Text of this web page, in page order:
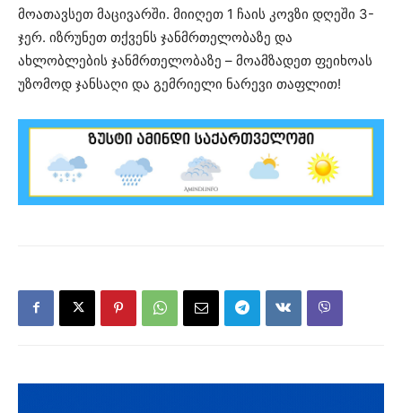
მოათავსეთ მაცივარში. მიიღეთ 1 ჩაის კოვზი დღეში 3-
ჯერ. იზრუნეთ თქვენს ჯანმრთელობაზე და
ახლობლების ჯანმრთელობაზე – მოამზადეთ ფეიხოას
უზომოდ ჯანსაღი და გემრიელი ნარევი თაფლით!